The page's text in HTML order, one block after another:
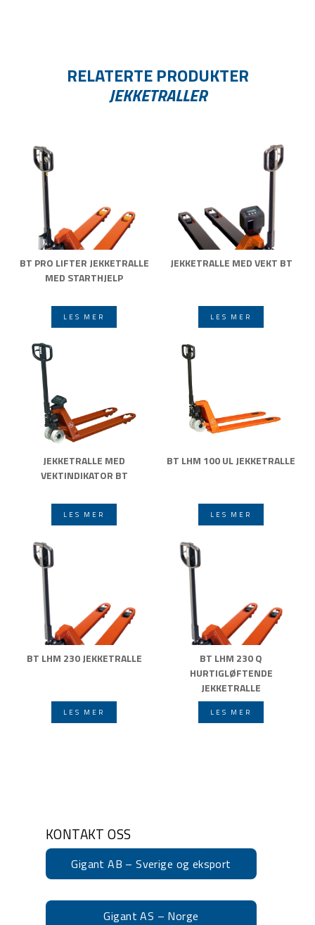
RELATERTE PRODUKTER
JEKKETRALLER
BT PRO LIFTER JEKKETRALLE
MED STARTHJELP
LES MER
JEKKETRALLE MED VEKT BT
LES MER
JEKKETRALLE MED
VEKTINDIKATOR BT
LES MER
BT LHM 100 UL JEKKETRALLE
LES MER
BT LHM 230 JEKKETRALLE
LES MER
BT LHM 230 Q
HURTIGLØFTENDE
JEKKETRALLE
LES MER
KONTAKT OSS
Gigant AB – Sverige og eksport
Gigant AS – Norge